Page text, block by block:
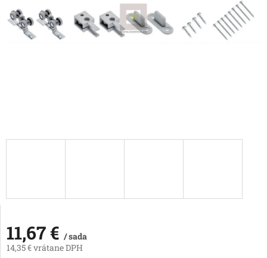
11,67 € / sada
14,35 € vrátane DPH